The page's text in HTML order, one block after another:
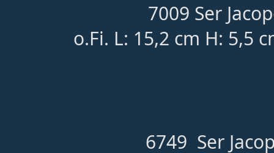
7009 Ser
o.Fi. L: 15,2 cm H: 5,5
6749 Ser